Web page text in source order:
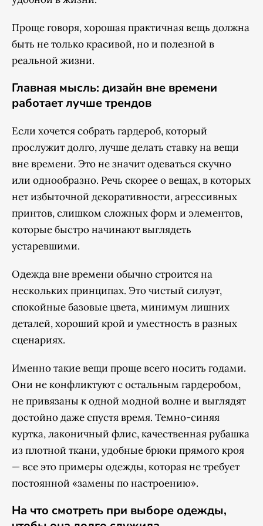
Проще говоря, хорошая практичная вещь должна
быть не только красивой, но и полезной в
реальной жизни.
Главная мысль: дизайн вне времени
работает лучше трендов
Если хочется собрать гардероб, который
прослужит долго, лучше делать ставку на вещи
вне времени. Это не значит одеваться скучно
или однообразно. Речь скорее о вещах, в которых
нет избыточной декоративности, агрессивных
принтов, слишком сложных форм и элементов,
которые быстро начинают выглядеть
устаревшими.
Одежда вне времени обычно строится на
нескольких принципах. Это чистый силуэт,
спокойные базовые цвета, минимум лишних
деталей, хороший крой и уместность в разных
сценариях.
Именно такие вещи проще всего носить годами.
Они не конфликтуют с остальным гардеробом,
не привязаны к одной модной волне и выглядят
достойно даже спустя время. Темно-синяя
куртка, лаконичный флис, качественная рубашка
из плотной ткани, удобные брюки прямого кроя
— все это примеры одежды, которая не требует
постоянной «замены по настроению».
На что смотреть при выборе одежды,